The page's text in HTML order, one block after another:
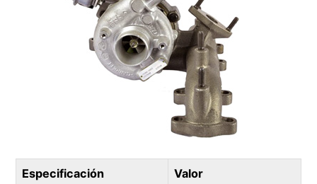
Especificación Valor